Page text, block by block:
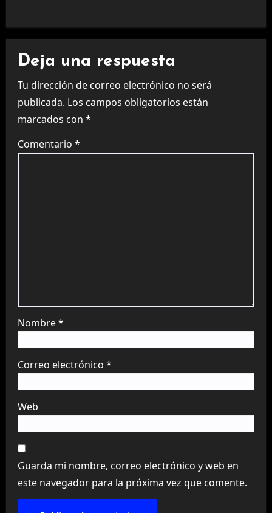
Deja una respuesta
Tu dirección de correo electrónico no será
publicada. Los campos obligatorios están
marcados con *
Comentario *
Nombre*
Correo electrónico *
Web
Guarda mi nombre, correo electrónico y web en
este navegador para la próxima vez que comente.